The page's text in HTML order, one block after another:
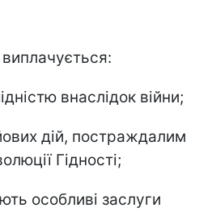
внаслідок війни;
дій, постраждалим
Гідності;
особливі заслуги